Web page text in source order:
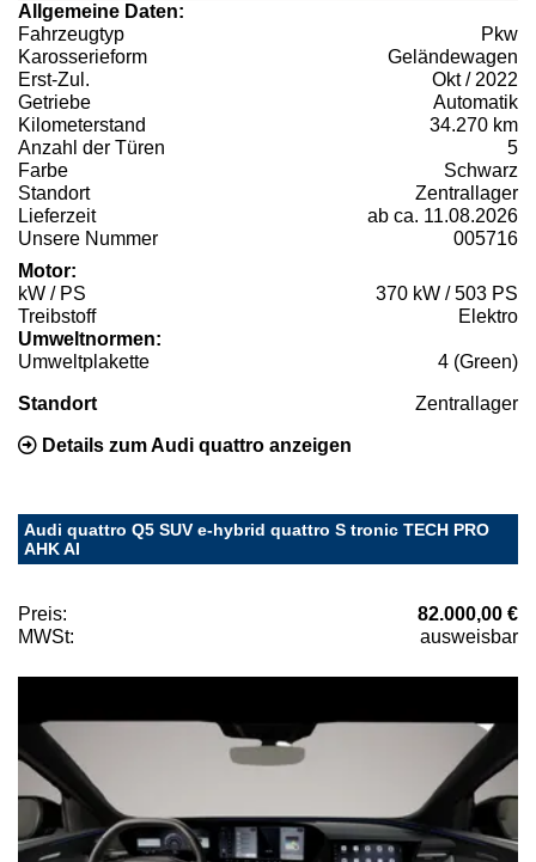
Allgemeine Daten:
Fahrzeugtyp
Pkw
Karosserieform
Geländewagen
Erst-Zul.
Okt / 2022
Getriebe
Automatik
Kilometerstand
34.270 km
Anzahl der Türen
5
Farbe
Schwarz
Standort
Zentrallager
Lieferzeit
ab ca. 11.08.2026
Unsere Nummer
005716
Motor:
kW / PS
370 kW / 503 PS
Treibstoff
Elektro
Umweltnormen:
Umweltplakette
4 (Green)
Standort Zentrallager
Details zum Audi quattro anzeigen
Audi quattro Q5 SUV e-hybrid quattro S tronic TECH PRO
AHK AI
Preis:
82.000,00 €
MWSt:
ausweisbar